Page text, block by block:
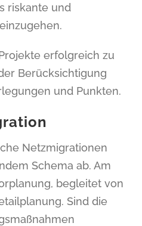
riskante und
erfolgreich zu
Berücksichtigung
und Punkten.
Netzmigrationen
Schema ab. Am
begleitet von
Sind die